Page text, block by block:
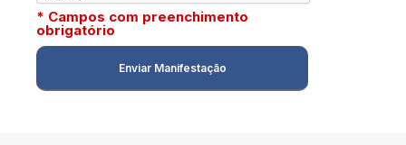
* Campos com preenchimento
obrigatório